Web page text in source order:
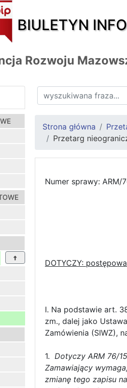
BIULETYN
Rozwoju
Strona główna
Przetarg
Numer sprawy: ARM/
DOTYCZY:
I. Na podstawie art.
zm., dalej jako
Zamówienia (SIWZ),
1. Dotyczy ARM 76/
Zamawiający
zmianę tego zapisu